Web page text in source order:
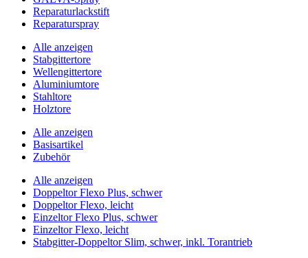
Reparaturlackstift
Reparaturspray
Alle anzeigen
Stabgittertore
Wellengittertore
Aluminiumtore
Stahltore
Holztore
Alle anzeigen
Basisartikel
Zubehör
Alle anzeigen
Doppeltor Flexo Plus, schwer
Doppeltor Flexo, leicht
Einzeltor Flexo Plus, schwer
Einzeltor Flexo, leicht
Stabgitter-Doppeltor Slim, schwer, inkl. Torantrieb